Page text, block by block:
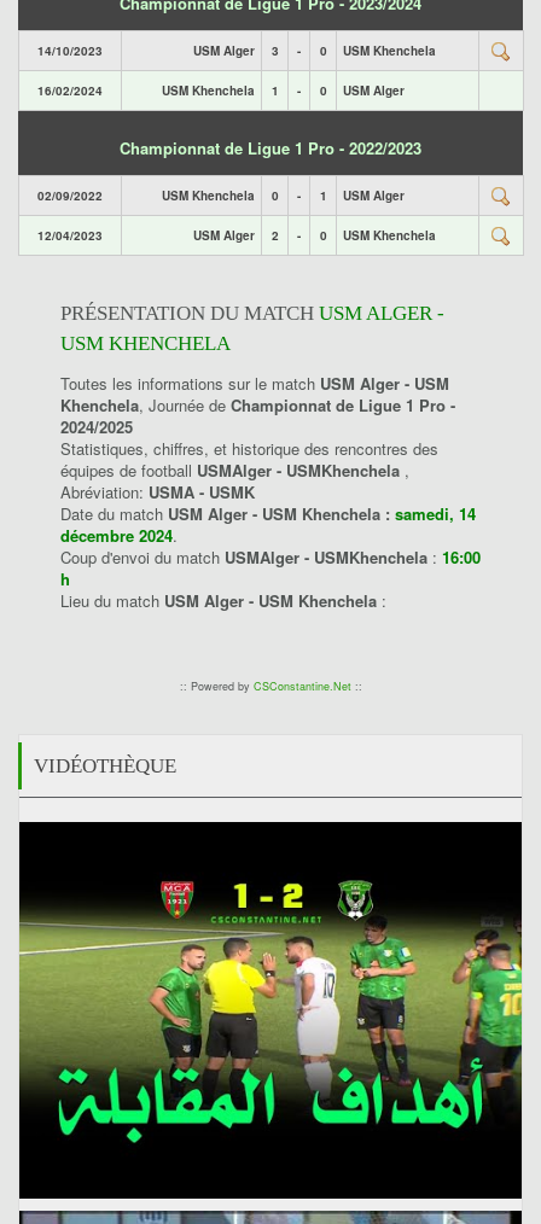
14/10/2023 USM Alger 3 - 0 USM Khenchela
16/02/2024 USM Khenchela 1 - 0 USM Alger
Championnat de Ligue 1 Pro - 2022/2023
02/09/2022 USM Khenchela 0 - 1 USM Alger
12/04/2023 USM Alger 2 - 0 USM Khenchela
PRÉSENTATION DU MATCH USM ALGER -
USM KHENCHELA
Toutes les informations sur le match USM Alger - USM
Khenchela, Journée de Championnat de Ligue 1 Pro -
2024/2025
Statistiques, chiffres, et historique des rencontres des
équipes de football USMAlger - USMKhenchela ,
Abréviation: USMA - USMK
Date du match USM Alger - USM Khenchela : samedi, 14
décembre 2024.
Coup d'envoi du match USMAlger - USMKhenchela : 16:00
h
Lieu du match USM Alger - USM Khenchela :
:: Powered by CSConstantine.Net::
VIDÉOTHÈQUE